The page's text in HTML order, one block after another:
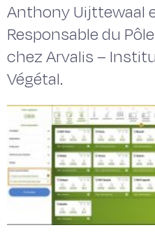
Anthony Uijttewaal
Responsable du
chez Arvalis –
Végétal.